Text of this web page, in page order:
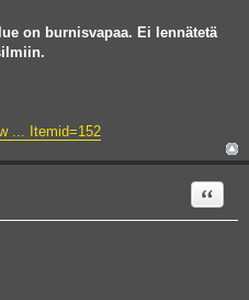
on burnisvapaa. Ei lennätetä
... Itemid=152
Quote